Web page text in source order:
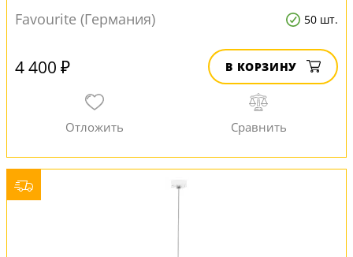
Favourite (Германия)
50 шт.
4 400 ₽ В КОРЗИНУ